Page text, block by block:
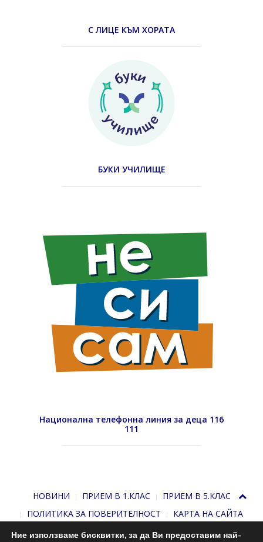
С ЛИЦЕ КЪМ ХОРАТА
БУКИ УЧИЛИЩЕ
Национална телефонна линия за деца 116
111
НОВИНИ ПРИЕМ В 1.КЛАС
ПРИЕМ В 5.КЛАС
ПОЛИТИКА ЗА ПОВЕРИТЕЛНОСТ
КАРТА НА САЙТА
Ние използваме бисквитки, за да Ви предоставим най-